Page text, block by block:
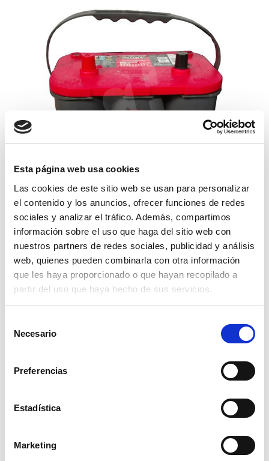
Esta página web usa cookies
Las cookies de este sitio web se usan para personalizar
el contenido y los anuncios, ofrecer funciones de redes
sociales y analizar el tráfico. Además, compartimos
información sobre el uso que haga del sitio web con
nuestros partners de redes sociales, publicidad y análisis
web, quienes pueden combinarla con otra información
que les haya proporcionado o que hayan recopilado a
partir del uso que haya hecho de sus servicios.
Necesario
Preferencias
Estadística
Marketing
batería optima red top rts 4.2.
296,10€ comprar